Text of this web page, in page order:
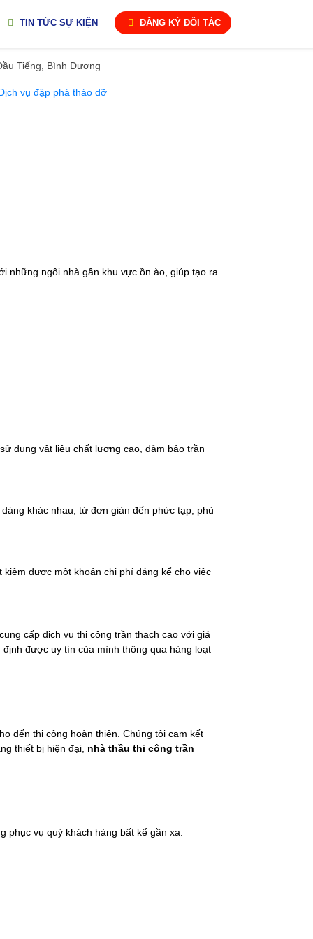
TIN TỨC SỰ KIỆN ĐĂNG KÝ ĐỐI TÁC
Tiếng, Bình Dương
những ngôi nhà gần khu vực ồn ào, giúp tạo ra
dụng vật liệu chất lượng cao, đảm bảo trần
khác nhau, từ đơn giản đến phức tạp, phù
được một khoản chi phí đáng kể cho việc
cung cấp dịch vụ thi công trần thạch cao với giá
được uy tín của mình thông qua hàng loạt
đến thi công hoàn thiện. Chúng tôi cam kết
thiết bị hiện đại, nhà thầu thi công trần
phục vụ quý khách hàng bất kể gần xa.